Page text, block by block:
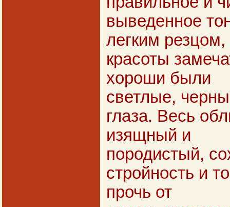
выведенное
легким
красоты
хороши были
светлые,
глаза. Весь
изящный и
породистый,
стройность и
прочь от